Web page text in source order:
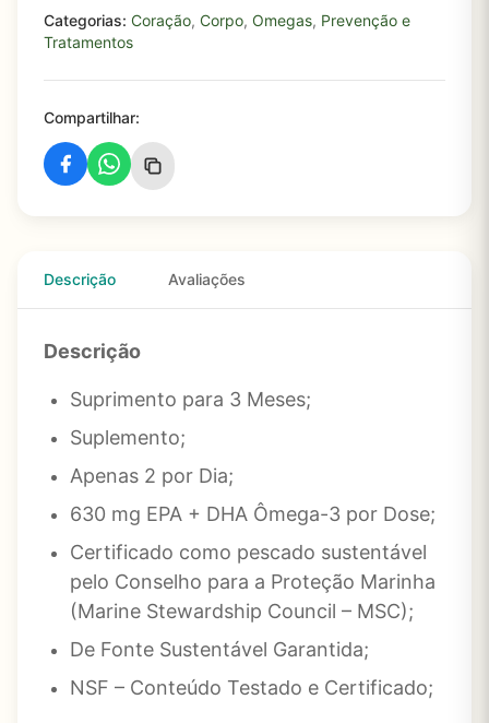
Categorias: Coração, Corpo, Omegas, Prevenção e
Tratamentos
Compartilhar:
Descrição Avaliações
Descrição
Suprimento para 3 Meses;
Suplemento;
Apenas 2 por Dia;
630 mg EPA + DHA Ômega-3 por Dose;
Certificado como pescado sustentável
pelo Conselho para a Proteção Marinha
(Marine Stewardship Council – MSC);
De Fonte Sustentável Garantida;
NSF – Conteúdo Testado e Certificado;